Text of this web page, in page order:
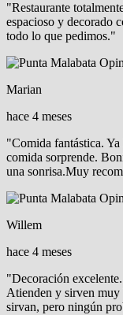
"Restaurante
espacioso y decorado
todo lo que pedimos."
Marian
hace 4 meses
"Comida fantástica. Ya
comida sorprende.
una sonrisa.Muy
Willem
hace 4 meses
"Decoración
Atienden y sirven muy
sirvan, pero ningún